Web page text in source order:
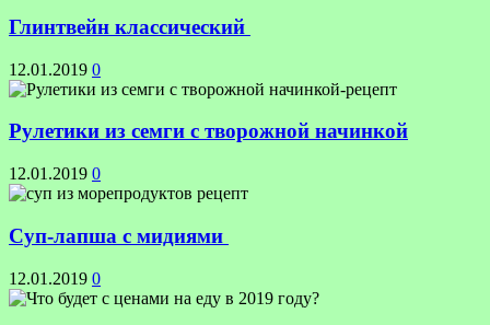
Глинтвейн классический
12.01.2019 0
Рулетики из семги с творожной начинкой
12.01.2019 0
Суп-лапша с мидиями
12.01.2019 0